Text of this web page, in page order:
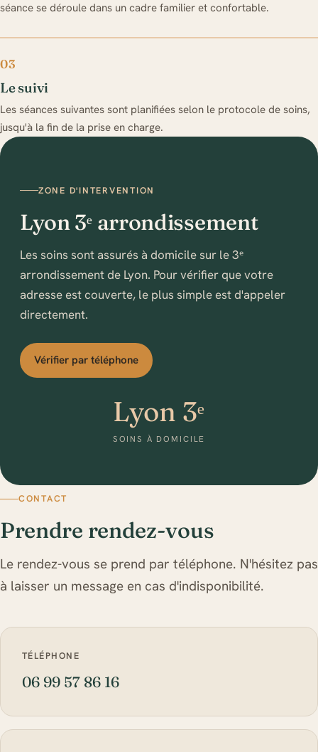
séance se déroule dans un cadre familier et confortable.
03
Le suivi
Les séances suivantes sont planifiées selon le protocole de soins,
jusqu'à la fin de la prise en charge.
ZONE D'INTERVENTION
Lyon 3ᵉ arrondissement
Les soins sont assurés à domicile sur le 3ᵉ
arrondissement de Lyon. Pour vérifier que votre
adresse est couverte, le plus simple est d'appeler
directement.
Vérifier par téléphone
Lyon 3ᵉ
SOINS À DOMICILE
CONTACT
Prendre rendez-vous
Le rendez-vous se prend par téléphone. N'hésitez pas
à laisser un message en cas d'indisponibilité.
TÉLÉPHONE
06 99 57 86 16